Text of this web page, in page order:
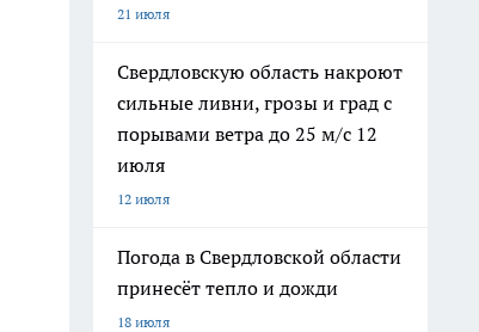
21 июля
Свердловскую область накроют
сильные ливни, грозы и град с
порывами ветра до 25 м/с 12
июля
12 июля
Погода в Свердловской области
принесёт тепло и дожди
18 июля